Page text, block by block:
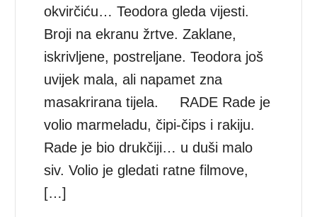
okvirčiću… Teodora gleda vijesti.
Broji na ekranu žrtve. Zaklane,
iskrivljene, postreljane. Teodora još
uvijek mala, ali napamet zna
masakrirana tijela. RADE Rade je
volio marmeladu, čipi-čips i rakiju.
Rade je bio drukčiji… u duši malo
siv. Volio je gledati ratne filmove,
[…]